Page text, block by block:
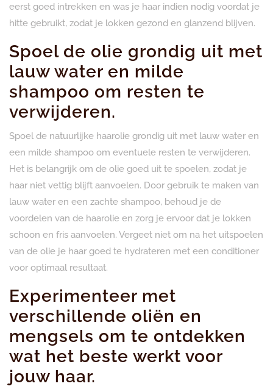
eerst goed intrekken en was je haar indien nodig voordat je
hitte gebruikt, zodat je lokken gezond en glanzend blijven.
Spoel de olie grondig uit met
lauw water en milde
shampoo om resten te
verwijderen.
Spoel de natuurlijke haarolie grondig uit met lauw water en
een milde shampoo om eventuele resten te verwijderen.
Het is belangrijk om de olie goed uit te spoelen, zodat je
haar niet vettig blijft aanvoelen. Door gebruik te maken van
lauw water en een zachte shampoo, behoud je de
voordelen van de haarolie en zorg je ervoor dat je lokken
schoon en fris aanvoelen. Vergeet niet om na het uitspoelen
van de olie je haar goed te hydrateren met een conditioner
voor optimaal resultaat.
Experimenteer met
verschillende oliën en
mengsels om te ontdekken
wat het beste werkt voor
jouw haar.